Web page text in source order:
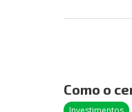
Como o
cenário
econômico